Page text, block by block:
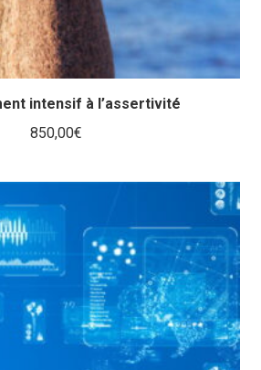
intensif à l’assertivité
850,00€